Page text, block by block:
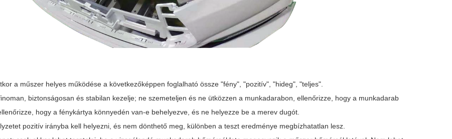
a műszer helyes működése a következőképpen foglalható össze "fény", "pozitív", "hideg", "teljes".
biztonságosan és stabilan kezelje; ne szemeteljen és ne ütközzen a munkadarabon, ellenőrizze, hogy a munkadarab
hogy a fénykártya könnyedén van-e behelyezve, és ne helyezze be a merev dugót.
pozitív irányba kell helyezni, és nem dönthető meg, különben a teszt eredménye megbízhatatlan lesz.